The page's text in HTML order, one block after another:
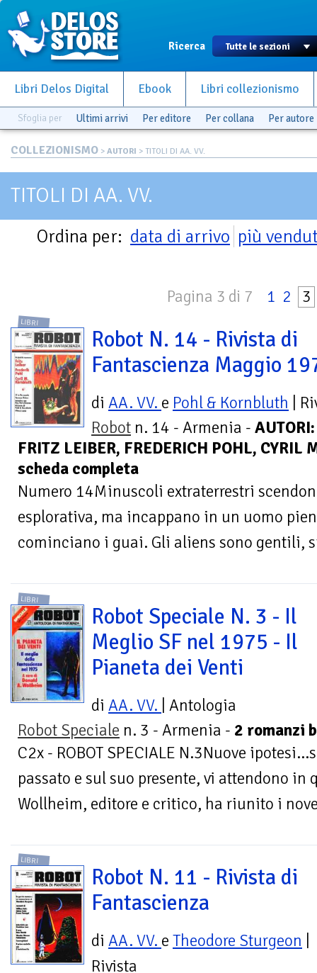
Ricerca
Libri Delos Digital Ebook Libri collezionismo
Sfoglia per Ultimi arrivi Per editore Per collana Per autore
COLLEZIONISMO > AUTORI > TITOLI DI AA. VV.
TITOLI DI AA. VV.
Ordina per: data di arrivo più
Pagina 3 di 7 1 2 3
LIBRI
Robot N. 14 - Rivista di
Fantascienza Maggio
di AA. VV. e Pohl & Kornbluth |
Robot n. 14 - Armenia - AUTORI:
FRITZ LEIBER, FREDERICH POHL, CYRIL
scheda completa
Numero 14Minuscoli extraterrestri
esplorativa, ma incappano in un uomo
cominciano i guai. Gli aliens sono gentili,
LIBRI
Robot Speciale N. 3 - Il
Meglio SF nel 1975 - Il
Pianeta dei Venti
di AA. VV. | Antologia
Robot Speciale n. 3 - Armenia - 2 romanzi
C2x - ROBOT SPECIALE N.3Nuove
passato e sul suo presente, vi attendono in
Wollheim, editore e critico, ha riunito i
LIBRI
Robot N. 11 - Rivista di
Fantascienza
di AA. VV. e Theodore Sturgeon
Rivista